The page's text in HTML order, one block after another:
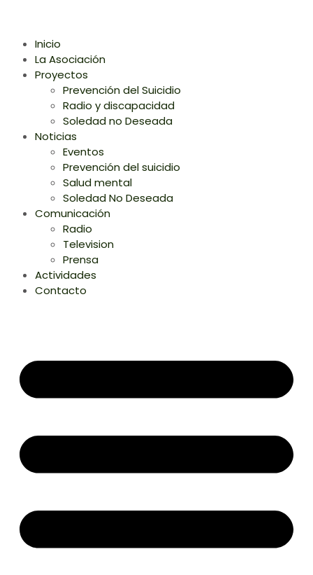
Inicio
La Asociación
Proyectos
Prevención del Suicidio
Radio y discapacidad
Soledad no Deseada
Noticias
Eventos
Prevención del suicidio
Salud mental
Soledad No Deseada
Comunicación
Radio
Television
Prensa
Actividades
Contacto